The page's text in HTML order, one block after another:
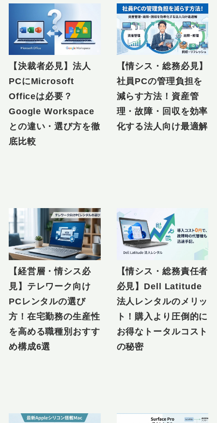
【決裁者必見】法人
PCにMicrosoft
Officeは必要？
Google Workspace
との違い・選び方を徹
底比較
【情シス・総務必見】
社員PCの管理負担を
減らす方法！資産管
理・故障・回収を効率
化する法人向け最適解
【経営層・情シス必
見】テレワーク向け
PCレンタルの選び
方！在宅勤務の生産性
を高める職種別おすす
め構成6選
【情シス・総務責任者
必見】Dell Latitude
法人レンタルのメリッ
ト！購入より圧倒的に
お得なトータルコスト
の秘密